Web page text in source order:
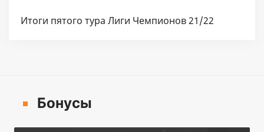
Итоги пятого тура Лиги Чемпионов 21/22
Бонусы